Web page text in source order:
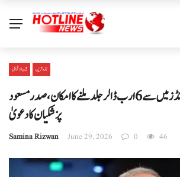
بین الا قوامی تازہ ترین
ایران کو قطر میں منجمد فنڈز میں سے 6 ارب ڈالر جلد ملنے کا امکان، صدر مسعود
پزشکیان کا دعویٰ
Samina Rizwan June 29, 2026 0 46